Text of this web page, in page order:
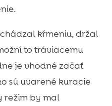
kŕmeniu, držal
to tráviacemu
je vhodné začať
sú uvarené kuracie
režim by mal